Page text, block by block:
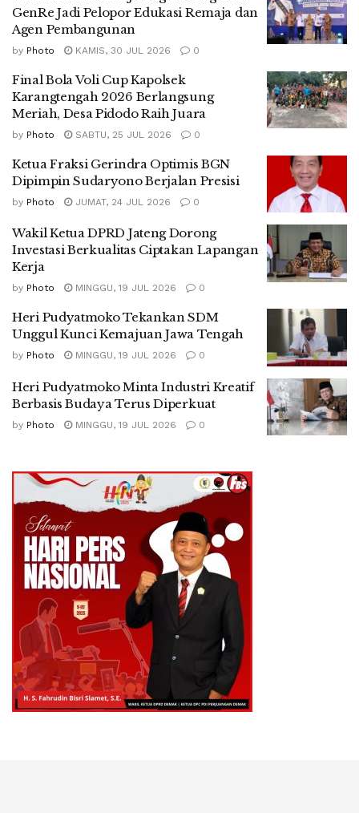
GenRe Jadi Pelopor Edukasi Remaja dan
Agen Pembangunan
by Photo KAMIS, 30 JUL 2026 0
Final Bola Voli Cup Kapolsek
Karangtengah 2026 Berlangsung
Meriah, Desa Pidodo Raih Juara
by Photo SABTU, 25 JUL 2026 0
Ketua Fraksi Gerindra Optimis BGN
Dipimpin Sudaryono Berjalan Presisi
by Photo JUMAT, 24 JUL 2026 0
Wakil Ketua DPRD Jateng Dorong
Investasi Berkualitas Ciptakan Lapangan
Kerja
by Photo MINGGU, 19 JUL 2026 0
Heri Pudyatmoko Tekankan SDM
Unggul Kunci Kemajuan Jawa Tengah
by Photo MINGGU, 19 JUL 2026 0
Heri Pudyatmoko Minta Industri Kreatif
Berbasis Budaya Terus Diperkuat
by Photo MINGGU, 19 JUL 2026 0